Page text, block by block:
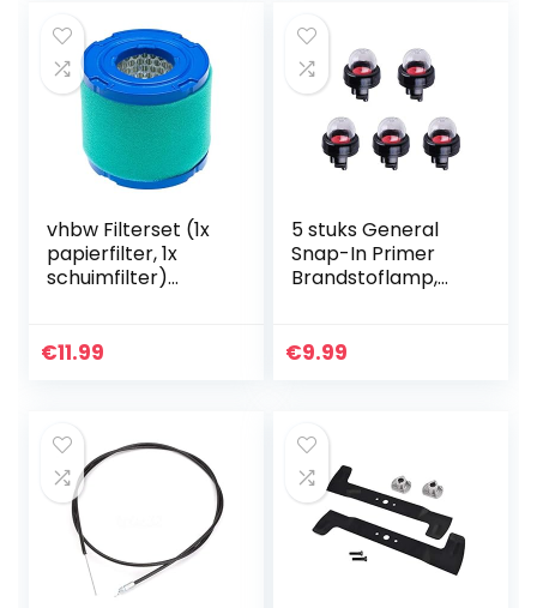
vhbw Filterset (1x
papierfilter, 1x
schuimfilter)
271794S, 390930,
€11.99
5 stuks General
Snap-In Primer
Brandstoflamp,
primerpomp, voor
€9.99